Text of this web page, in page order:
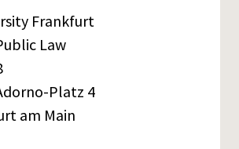
Frankfurt
Law
Platz 4
am Main